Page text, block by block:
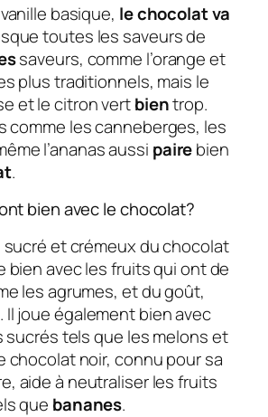
basique, le chocolat va
toutes les saveurs de
saveurs, comme l’orange et
plus traditionnels, mais le
et le citron vertbientrop.
comme les canneberges, les
l’ananas aussi pairebien
.
bien avec le chocolat?
sucré et crémeux du chocolat
bien avec les fruits qui ont de
les agrumes, et du goût,
. Il joue également bien avec
tels que les melons et
chocolat noir, connu pour sa
aide à neutraliser les fruits
que bananes.